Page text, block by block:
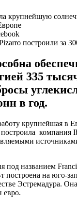
построили за
335
в год.
крупнейшая в
компания
под названием
на юго-
Эстремадура.
евро.